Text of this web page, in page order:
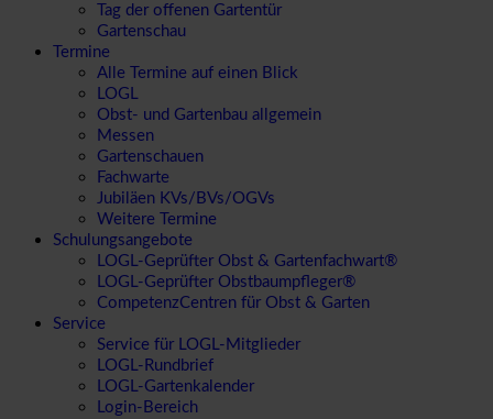
Tag der offenen Gartentür
Gartenschau
Termine
Alle Termine auf einen Blick
LOGL
Obst- und Gartenbau allgemein
Messen
Gartenschauen
Fachwarte
Jubiläen KVs/BVs/OGVs
Weitere Termine
Schulungsangebote
LOGL-Geprüfter Obst & Gartenfachwart®
LOGL-Geprüfter Obstbaumpfleger®
CompetenzCentren für Obst & Garten
Service
Service für LOGL-Mitglieder
LOGL-Rundbrief
LOGL-Gartenkalender
Login-Bereich